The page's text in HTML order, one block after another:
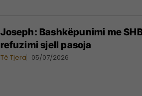
​Joseph: Bashkëpunimi me
refuzimi sjell pasoja
Të Tjera 05/07/2026